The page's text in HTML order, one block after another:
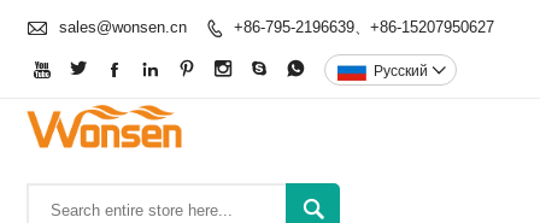
 sales@wonsen.cn  +86-795-2196639、+86-15207950627
        Pусский 
